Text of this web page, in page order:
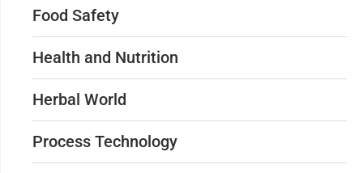
Food Safety
Health and Nutrition
Herbal World
Process Technology